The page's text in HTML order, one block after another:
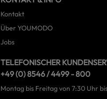
Kontakt
Über YOUMODO
Jobs
TELEFONISCHER
+49 (0) 8546 / 4499 - 800
Montag bis Freitag von 7:30 Uhr